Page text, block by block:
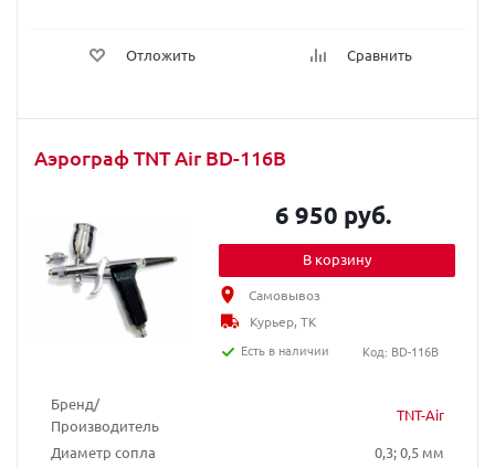
Отложить Сравнить
Аэрограф TNT Air BD-116B
Бренд/
Производитель
TNT-Air
Диаметр сопла
0,3; 0,5 мм
6 950 руб.
В корзину
Самовывоз
Курьер, ТК
Есть в наличии
Код: BD-116B